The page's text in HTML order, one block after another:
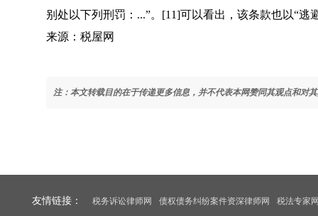
别处以下列刑罚：...”。[11]可以看出，该条款也以“逃
来源：税屋网
注：本文转载目的在于传递更多信息，并不代表本网赞同其观点和对
友情链接： 税务诉讼律师网 债权债务纠纷案件资深律师网 税法专家